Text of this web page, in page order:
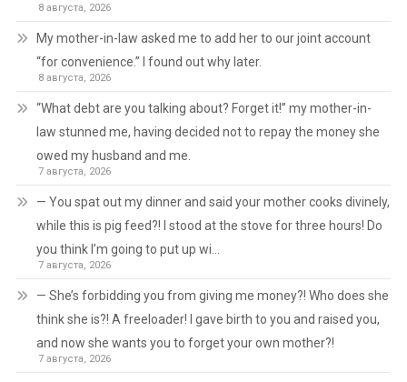
8 августа, 2026
My mother-in-law asked me to add her to our joint account
“for convenience.” I found out why later.
8 августа, 2026
“What debt are you talking about? Forget it!” my mother-in-
law stunned me, having decided not to repay the money she
owed my husband and me.
7 августа, 2026
— You spat out my dinner and said your mother cooks divinely,
while this is pig feed?! I stood at the stove for three hours! Do
you think I’m going to put up wi…
7 августа, 2026
— She’s forbidding you from giving me money?! Who does she
think she is?! A freeloader! I gave birth to you and raised you,
and now she wants you to forget your own mother?!
7 августа, 2026